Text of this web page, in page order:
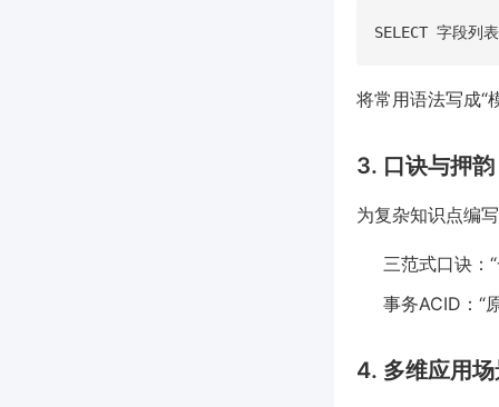
将常用语法写成“
3. 口诀与押韵
为复杂知识点编
三范式口诀：
事务ACID：“
4. 多维应用